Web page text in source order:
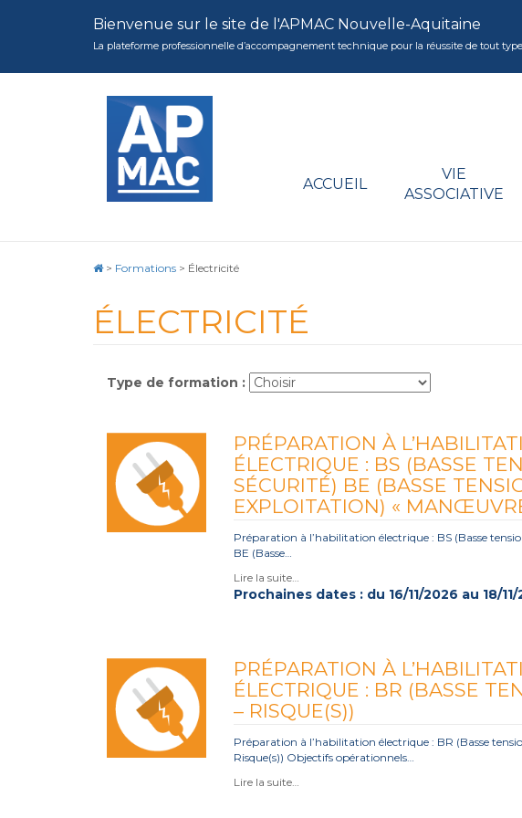
Bienvenue sur le site de l'APMAC Nouvelle-Aquitaine
La plateforme professionnelle d’accompagnement technique pour la réussite de tout
ACCUEIL
VIE
ASSOCIATIVE
> Formations > Électricité
ÉLECTRICITÉ
Type de formation :
PRÉPARATION À
ÉLECTRIQUE : BS (BASSE
SÉCURITÉ) BE (BASSE
EXPLOITATION) «
Préparation à l’habilitation électrique : BS (Basse
BE (Basse…
Lire la suite…
Prochaines dates : du 16/11/2026 au 18/11/
PRÉPARATION À
ÉLECTRIQUE : BR (BASSE
– RISQUE(S))
Préparation à l’habilitation électrique : BR (Basse
Risque(s)) Objectifs opérationnels…
Lire la suite…